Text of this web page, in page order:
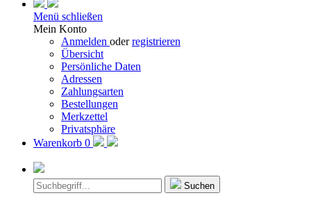
Menü schließen
Mein Konto
Anmelden oderregistrieren
Übersicht
Persönliche Daten
Adressen
Zahlungsarten
Bestellungen
Merkzettel
Privatsphäre
Warenkorb 0
Suchen